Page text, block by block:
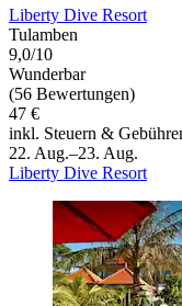
Liberty Dive Resort
Tulamben
9,0/10
Wunderbar
(56 Bewertungen)
47 €
inkl. Steuern &
22. Aug.–23. Aug.
Liberty Dive Resort